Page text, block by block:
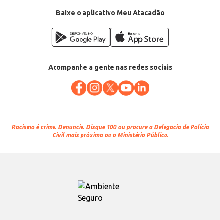
Baixe o aplicativo Meu Atacadão
Acompanhe a gente nas redes sociais
Racismo é crime. Denuncie. Disque 100 ou procure a Delegacia de Polícia
Civil mais próxima ou o Ministério Público.